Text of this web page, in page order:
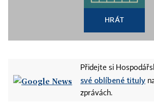
HRÁT
Přidejte si
své oblíbené tituly
zprávách.